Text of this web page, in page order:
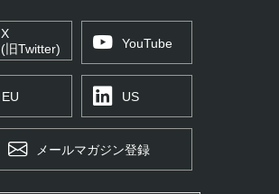
X
(旧Twitter)
YouTube
EU US
メールマガジン登録